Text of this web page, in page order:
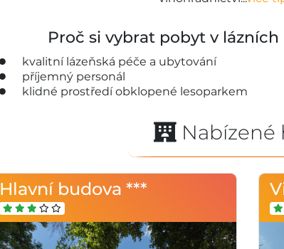
Proč si vybrat pobyt v lázních
kvalitní lázeňská péče a ubytování
příjemný personál
klidné prostředí obklopené lesoparkem
Nabízené
Hlavní budova ***